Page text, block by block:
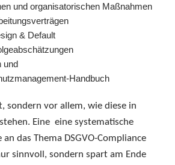
und organisatorischen Maßnahmen
& Default
und
Handbuch
sondern vor allem, wie diese in
Eine eine systematische
an das Thema DSGVO-Compliance
sinnvoll, sondern spart am Ende